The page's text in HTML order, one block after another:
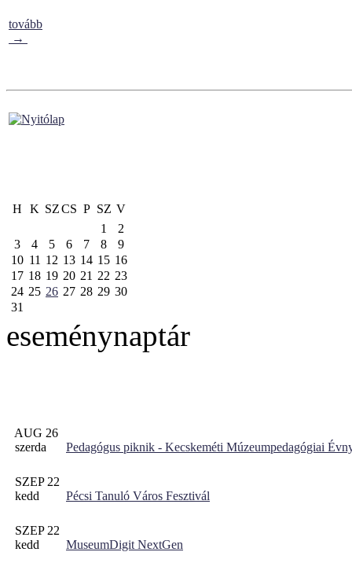
tovább
→
H K SZCS P SZ V
1
2
3
4 5 6 7 8
9
10 11 12 13 14 15 16
17 18 19 20 21 22 23
24 25 26 27 28 29 30
31
eseménynaptár
AUG 26
szerda
Pedagógus piknik - Kecskeméti Múzeumpedagógiai
SZEP 22
kedd
Pécsi Tanuló Város Fesztivál
SZEP 22
kedd
MuseumDigit NextGen